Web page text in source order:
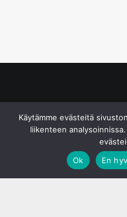
Käytämme evästeitä
liikenteen
Ok
En